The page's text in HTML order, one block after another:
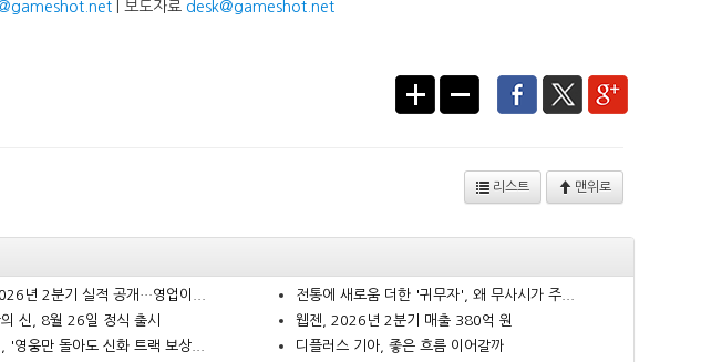
| 보도자료 desk@gameshot.net
리스트 맨위로
년 2분기 실적 공개…영업이...
신, 8월 26일 정식 출시
웅만 돌아도 신화 트랙 보상...
전통에 새로움 더한 '귀무자', 왜 무사시가 주...
웹젠, 2026년 2분기 매출 380억 원
디플러스 기아, 좋은 흐름 이어갈까